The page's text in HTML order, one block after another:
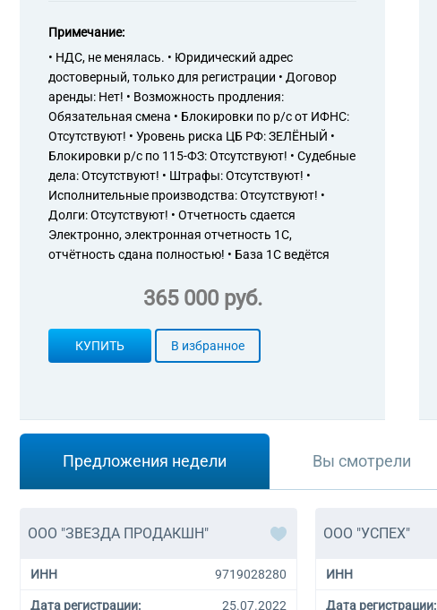
Примечание:
• НДС, не менялась. • Юридический адрес
достоверный, только для регистрации • Договор
аренды: Нет! • Возможность продления:
Обязательная смена • Блокировки по р/с от ИФНС:
Отсутствуют! • Уровень риска ЦБ РФ: ЗЕЛЁНЫЙ •
Блокировки р/с по 115-ФЗ: Отсутствуют! • Судебные
дела: Отсутствуют! • Штрафы: Отсутствуют! •
Исполнительные производства: Отсутствуют! •
Долги: Отсутствуют! • Отчетность сдается
Электронно, электронная отчетность 1С,
отчётность сдана полностью! • База 1С ведётся
365 000 руб.
КУПИТЬ В избранное
Предложения недели Вы смотрели
ООО "ЗВЕЗДА ПРОДАКШН"
ИНН 9719028280
Дата регистрации: 25.07.2022
ООО "УСПЕХ"
ИНН
Дата регистрации: